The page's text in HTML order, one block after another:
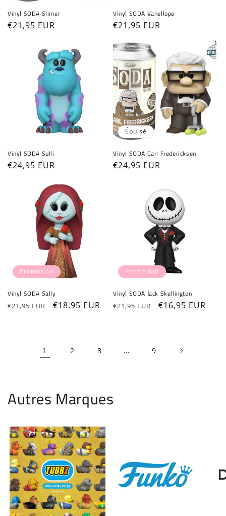
Vinyl SODA Slimer
Prix
€21,95 EUR
Vinyl SODA Vanellope
Prix
€21,95 EUR
Vinyl SODA Sulli
Prix
€24,95 EUR
Épuisé
Vinyl SODA Carl Fredericksen
Prix
€24,95 EUR
Promotion
Vinyl SODA Sally
Prix
€21,95 EUR
Prix
€18,95 EUR
Promotion
Vinyl SODA Jack Skellington
Prix
€21,95 EUR
Prix
€16,95 EUR
1 2 3 … 9
Autres Marques